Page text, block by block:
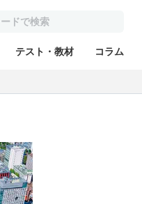
テスト・教材 コラム